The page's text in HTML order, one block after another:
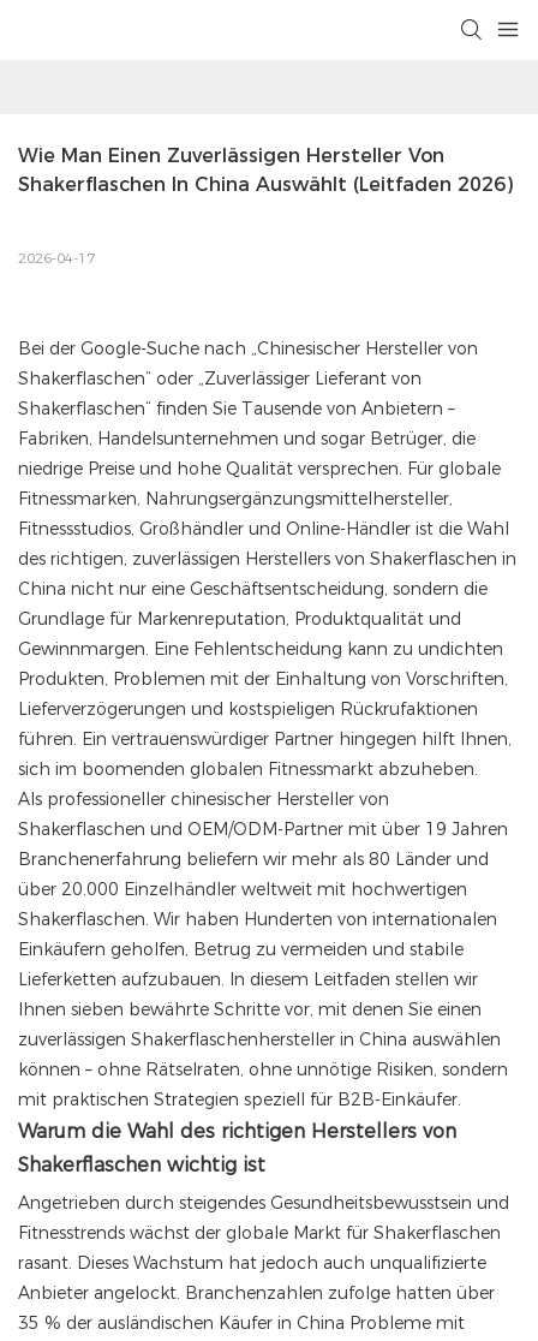
Wie Man Einen Zuverlässigen Hersteller Von
Shakerflaschen In China Auswählt (Leitfaden 2026)
2026-04-17
Bei der Google-Suche nach „Chinesischer Hersteller von
Shakerflaschen“ oder „Zuverlässiger Lieferant von
Shakerflaschen“ finden Sie Tausende von Anbietern –
Fabriken, Handelsunternehmen und sogar Betrüger, die
niedrige Preise und hohe Qualität versprechen. Für globale
Fitnessmarken, Nahrungsergänzungsmittelhersteller,
Fitnessstudios, Großhändler und Online-Händler ist die Wahl
des richtigen, zuverlässigen Herstellers von Shakerflaschen in
China nicht nur eine Geschäftsentscheidung, sondern die
Grundlage für Markenreputation, Produktqualität und
Gewinnmargen. Eine Fehlentscheidung kann zu undichten
Produkten, Problemen mit der Einhaltung von Vorschriften,
Lieferverzögerungen und kostspieligen Rückrufaktionen
führen. Ein vertrauenswürdiger Partner hingegen hilft Ihnen,
sich im boomenden globalen Fitnessmarkt abzuheben.
Als professioneller chinesischer Hersteller von
Shakerflaschen und OEM/ODM-Partner mit über 19 Jahren
Branchenerfahrung beliefern wir mehr als 80 Länder und
über 20.000 Einzelhändler weltweit mit hochwertigen
Shakerflaschen. Wir haben Hunderten von internationalen
Einkäufern geholfen, Betrug zu vermeiden und stabile
Lieferketten aufzubauen. In diesem Leitfaden stellen wir
Ihnen sieben bewährte Schritte vor, mit denen Sie einen
zuverlässigen Shakerflaschenhersteller in China auswählen
können – ohne Rätselraten, ohne unnötige Risiken, sondern
mit praktischen Strategien speziell für B2B-Einkäufer.
Warum die Wahl des richtigen Herstellers von
Shakerflaschen wichtig ist
Angetrieben durch steigendes Gesundheitsbewusstsein und
Fitnesstrends wächst der globale Markt für Shakerflaschen
rasant. Dieses Wachstum hat jedoch auch unqualifizierte
Anbieter angelockt. Branchenzahlen zufolge hatten über
35 % der ausländischen Käufer in China Probleme mit